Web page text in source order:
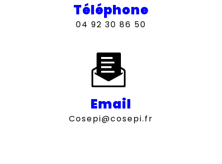
Téléphone
04 92 30 86 50
Email
cosepi@cosepi.fr